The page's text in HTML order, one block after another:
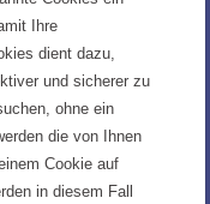
Ihre
dient dazu,
und sicherer zu
ohne ein
die von Ihnen
Cookie auf
in diesem Fall